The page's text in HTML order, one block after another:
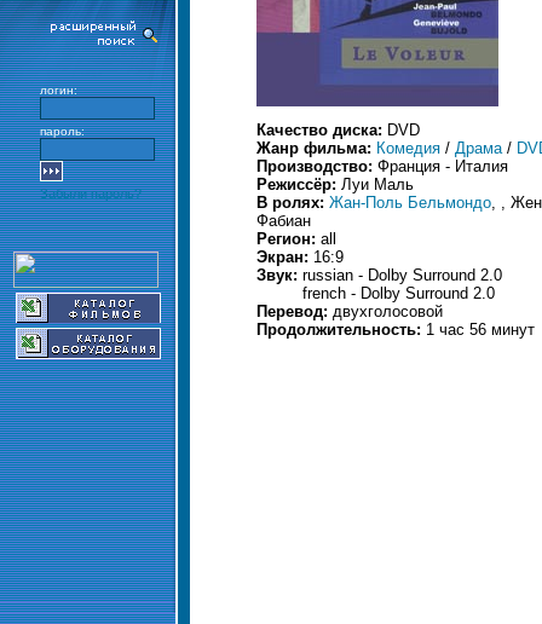
логин:
пароль:
Забыли пароль?
Качество диска: DVD
Жанр фильма: Комедия / Драма/
Производство: Франция - Италия
Режиссёр: Луи Маль
В ролях: Жан-Поль Бельмондо, ,
Фабиан
Регион: all
Экран: 16:9
Звук: russian - Dolby Surround 2.0
french - Dolby Surround 2.0
Перевод: двухголосовой
Продолжительность: 1 час 56 минут